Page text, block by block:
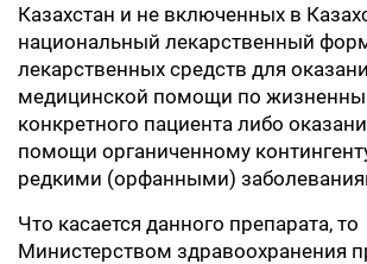
Казахстан и не включенных в
национальный лекарственный
лекарственных средств для
медицинской помощи по
конкретного пациента либо
помощи органиченному
редкими (орфанными)
Что касается данного препарата, то
Министерством здравоохранения